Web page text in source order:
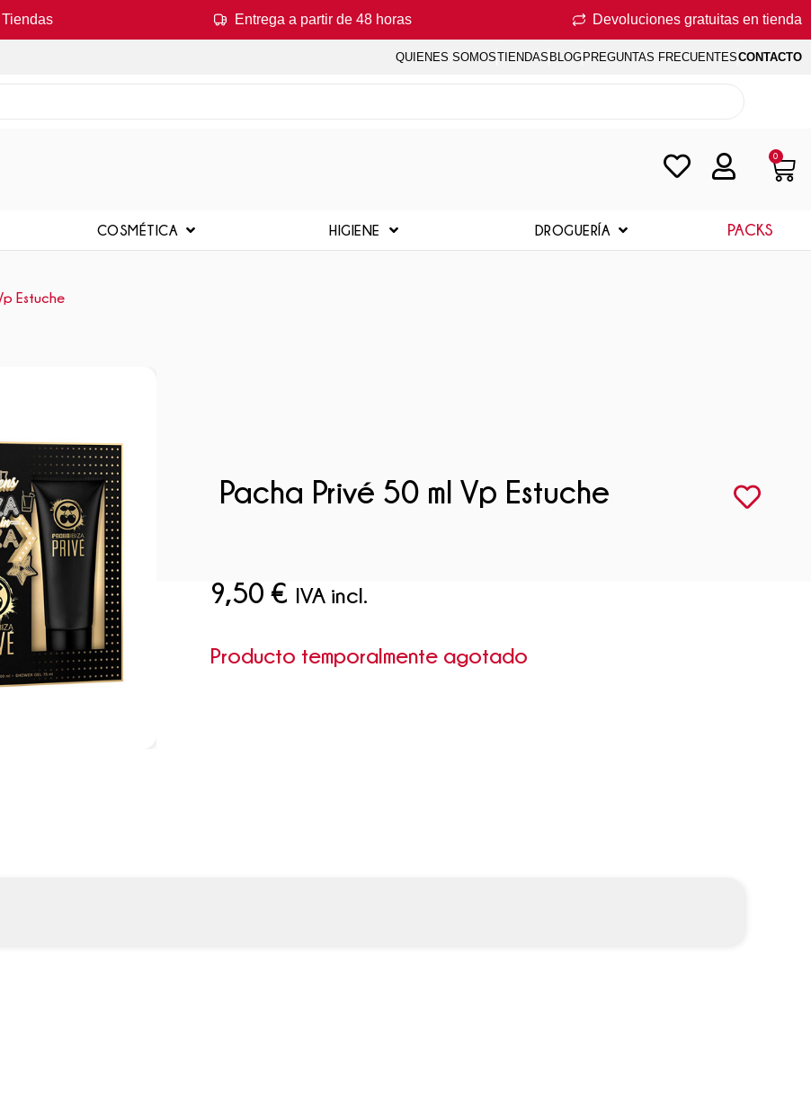
Tiendas Entrega a partir de 48 horas Devoluciones gratuitas en tienda
QUIENES SOMOSTIENDAS BLOG PREGUNTAS FRECUENTESCONTACTO
0
COSMÉTICA HIGIENE DROGUERÍA PACKS
Estuche
Pacha Privé 50 ml Vp Estuche
9,50€ IVA incl.
Producto temporalmente agotado